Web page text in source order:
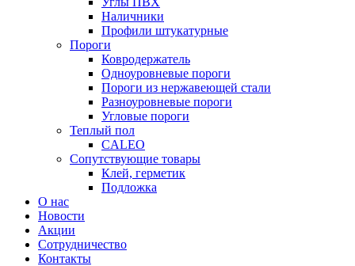
Наличники
Профили штукатурные
Пороги
Ковродержатель
Одноуровневые пороги
Пороги из нержавеющей стали
Разноуровневые пороги
Угловые пороги
Теплый пол
CALEO
Сопутствующие товары
Клей, герметик
Подложка
О нас
Новости
Акции
Сотрудничество
Контакты